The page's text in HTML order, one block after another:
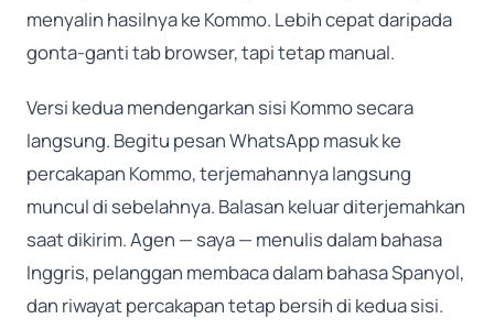
menyalin hasilnya ke Kommo. Lebih cepat daripada
gonta-ganti tab browser, tapi tetap manual.
Versi kedua mendengarkan sisi Kommo secara
langsung. Begitu pesan WhatsApp masuk ke
percakapan Kommo, terjemahannya langsung
muncul di sebelahnya. Balasan keluar diterjemahkan
saat dikirim. Agen — saya — menulis dalam bahasa
Inggris, pelanggan membaca dalam bahasa Spanyol,
dan riwayat percakapan tetap bersih di kedua sisi.